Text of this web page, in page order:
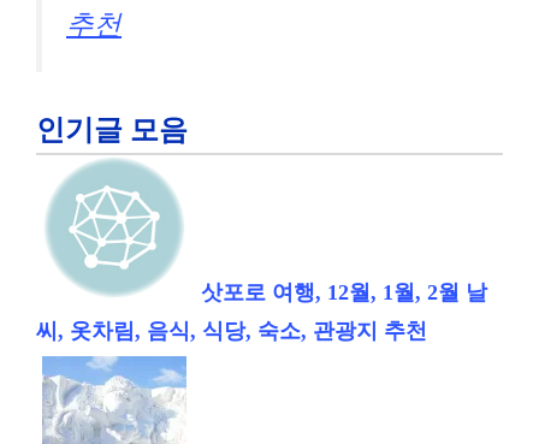
추천
인기글 모음
삿포로 여행, 12월, 1월, 2월 날
씨, 옷차림, 음식, 식당, 숙소, 관광지 추천